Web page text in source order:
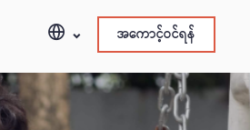
အကောင့်ဝင်ရန်